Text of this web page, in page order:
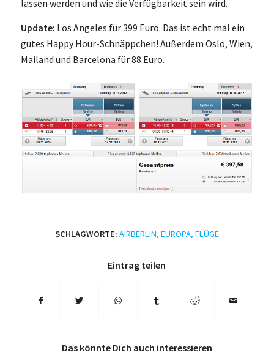
lassen werden und wie die Verfügbarkeit sein wird.
Update: Los Angeles für 399 Euro. Das ist echt mal ein
gutes Happy Hour-Schnäppchen! Außerdem Oslo, Wien,
Mailand und Barcelona für 88 Euro.
SCHLAGWORTE: AIRBERLIN, EUROPA, FLÜGE
Eintrag teilen
Das könnte Dich auch interessieren